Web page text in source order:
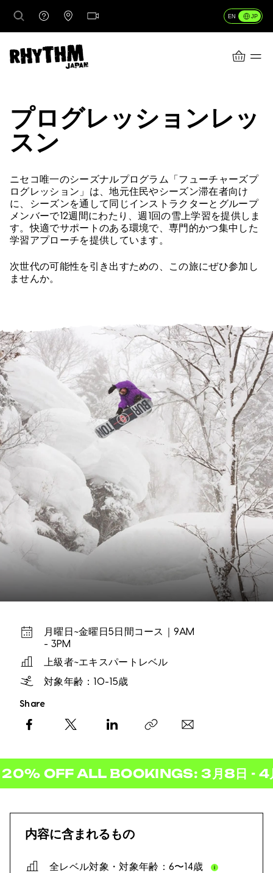
JP
EN
CART
レッスン＆ガイド
店舗情報
店舗を探す
プログレッションレッ
スン
ニセコ唯一のシーズナルプログラム「フューチャーズプ
ログレッション」は、地元住民やシーズン滞在者向け
に、シーズンを通して同じインストラクターとグループ
メンバーで12週間にわたり、週1回の雪上学習を提供しま
す。快適でサポートのある環境で、専門的かつ集中した
学習アプローチを提供しています。
次世代の可能性を引き出すための、この旅にぜひ参加し
ませんか。
月曜日~金曜日5日間コース｜9AM
- 3PM
上級者~エキスパートレベル
対象年齢：10-15歳
Share
Facebook
X LinkedIn Copy link
ALL BOOKINGS: 3月8日 - 4月12
内容に含まれるもの
全レベル対象・対象年齢：6〜14歳